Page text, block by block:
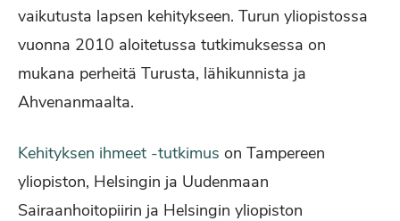
vaikutusta lapsen kehitykseen. Turun yliopistossa
vuonna 2010 aloitetussa tutkimuksessa on
mukana perheitä Turusta, lähikunnista ja
Ahvenanmaalta.
Kehityksen ihmeet -tutkimus on Tampereen
yliopiston, Helsingin ja Uudenmaan
Sairaanhoitopiirin ja Helsingin yliopiston